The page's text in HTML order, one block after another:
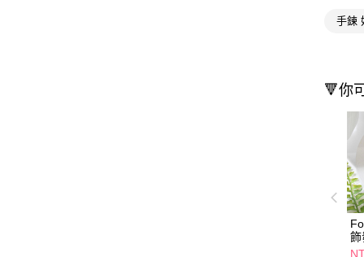
手鍊
🔻你
飾